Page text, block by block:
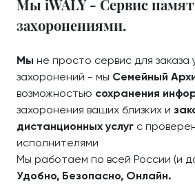
Мы iWALY - Сервис
захоронениями.
Мы не просто сервис для заказа
захоронений - мы Семейный
возможностью сохранения
захоронения ваших близких и
дистанционных услуг с
исполнителями
Мы работаем по всей России (и
Удобно, Безопасно, Онлайн.